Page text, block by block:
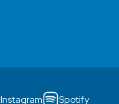
Instagram
Spotify